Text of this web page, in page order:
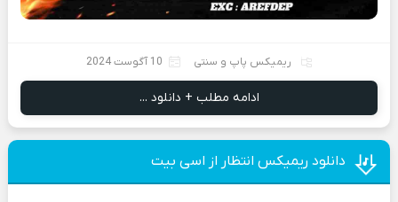
ریمیکس پاپ و سنتی 10 آگوست 2024
ادامه مطلب + دانلود ...
دانلود ریمیکس انتظار از اسی بیت